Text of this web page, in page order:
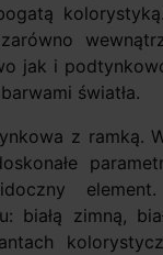
jak i
światła.
z ramką.
białą zimną,